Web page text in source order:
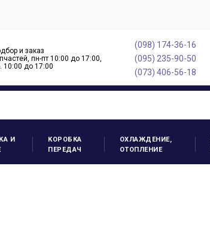
и заказ
пн-пт 10:00 до 17:00,
10:00 до 17:00
(098) 174-36-16
(095) 235-90-50
(073) 406-56-18
И
КОРОБКА
ПЕРЕДАЧ
ОХЛАЖДЕНИЕ,
ОТОПЛЕНИЕ